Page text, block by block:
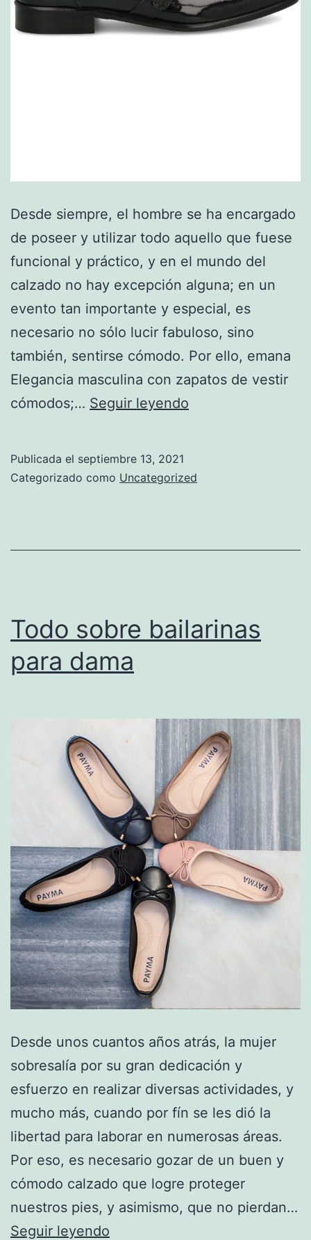
Desde siempre, el hombre se ha encargado
de poseer y utilizar todo aquello que fuese
funcional y práctico, y en el mundo del
calzado no hay excepción alguna; en un
evento tan importante y especial, es
necesario no sólo lucir fabuloso, sino
también, sentirse cómodo. Por ello, emana
Elegancia masculina con zapatos de vestir
cómodos;… Seguir leyendo
zapatos
Publicada el septiembre 13, 2021
Categorizado como Uncategorized
Todo sobre bailarinas
para dama
Desde unos cuantos años atrás, la mujer
sobresalía por su gran dedicación y
esfuerzo en realizar diversas actividades, y
mucho más, cuando por fín se les dió la
libertad para laborar en numerosas áreas.
Por eso, es necesario gozar de un buen y
cómodo calzado que logre proteger
nuestros pies, y asimismo, que no pierdan…
Seguir leyendo